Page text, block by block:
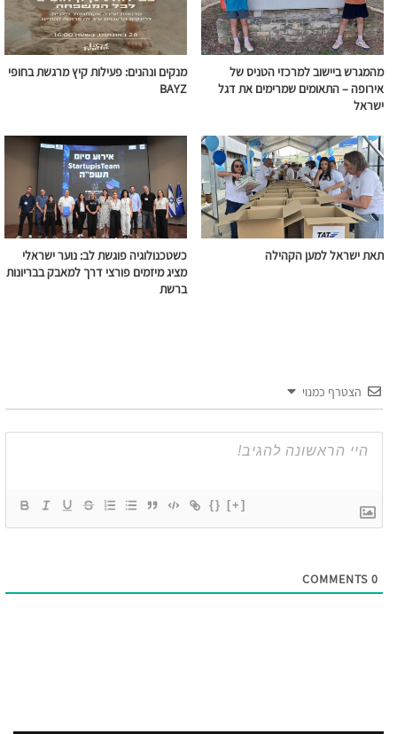
מהמגרש ביישוב למרכזי הטניס של
אירופה – התאומים שמרימים את דגל
ישראל
מנקים ונהנים: פעילות קיץ מרגשת בחופי
BAYZ
תאת ישראל למען הקהילה
כשטכנולוגיה פוגשת לב: נוער ישראלי
מציג מיזמים פורצי דרך למאבק בבריונות
ברשת
הצטרף כמנוי
{} [+]
0